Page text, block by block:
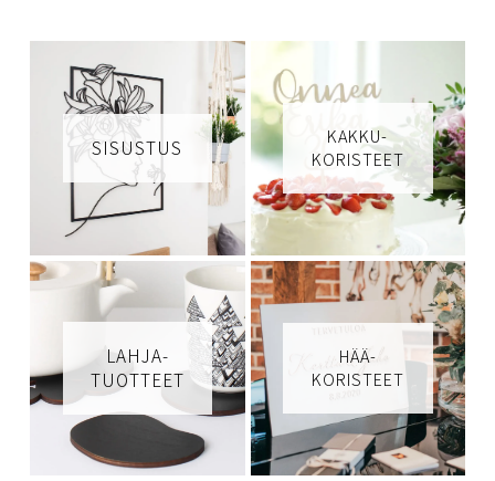
SISUSTUS
KAKKU-
KORISTEET
LAHJA-
TUOTTEET
HÄÄ-
KORISTEET